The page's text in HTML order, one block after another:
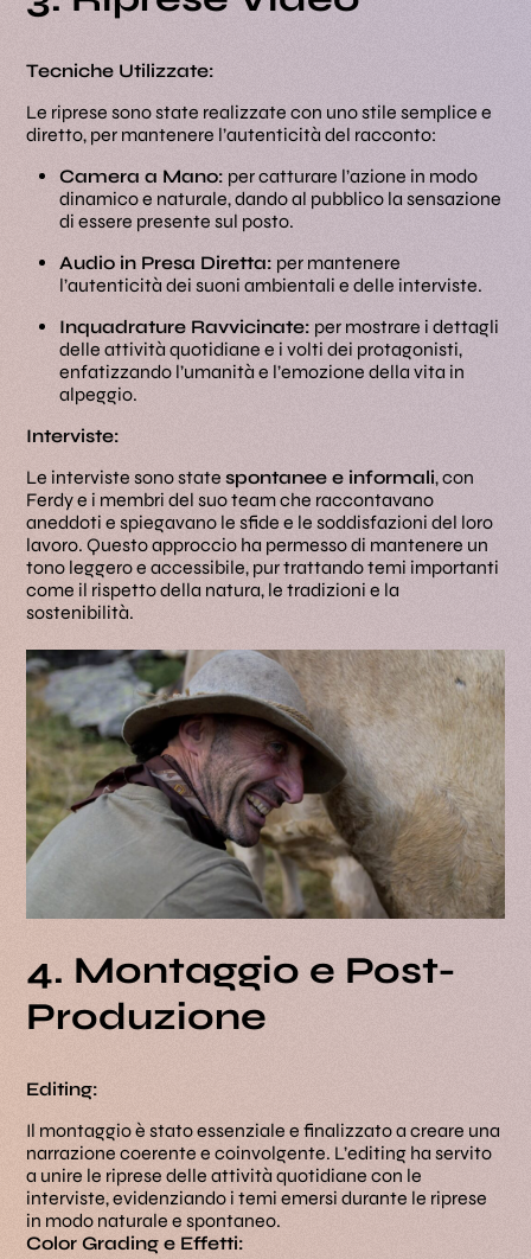
Tecniche Utilizzate:
Le riprese sono state realizzate con uno stile semplice e
diretto, per mantenere l’autenticità del racconto:
Camera a Mano: per catturare l’azione in modo
dinamico e naturale, dando al pubblico la sensazione
di essere presente sul posto.
Audio in Presa Diretta: per mantenere
l’autenticità dei suoni ambientali e delle interviste.
Inquadrature Ravvicinate: per mostrare i dettagli
delle attività quotidiane e i volti dei protagonisti,
enfatizzando l’umanità e l’emozione della vita in
alpeggio.
Interviste:
Le interviste sono statespontanee e informali, con
Ferdy e i membri del suo team che raccontavano
aneddoti e spiegavano le sfide e le soddisfazioni del loro
lavoro. Questo approccio ha permesso di mantenere un
tono leggero e accessibile, pur trattando temi importanti
come il rispetto della natura, le tradizioni e la
sostenibilità.
4. Montaggio e Post-
Produzione
Editing:
Il montaggio è stato essenziale e finalizzato a creare una
narrazione coerente e coinvolgente. L’editing ha servito
a unire le riprese delle attività quotidiane con le
interviste, evidenziando i temi emersi durante le riprese
in modo naturale e spontaneo.
Color Grading e Effetti: